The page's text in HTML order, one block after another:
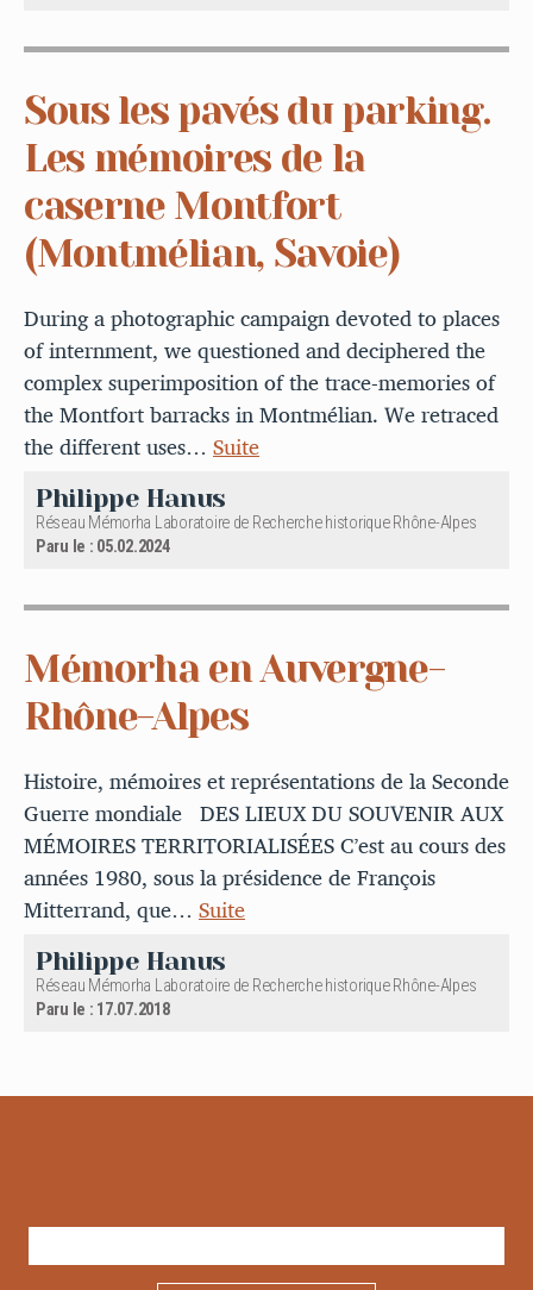
Sous les pavés du parking.
Les mémoires de la
caserne Montfort
(Montmélian, Savoie)
During a photographic campaign devoted to places
of internment, we questioned and deciphered the
complex superimposition of the trace-memories of
the Montfort barracks in Montmélian. We retraced
the different uses… Suite
Philippe Hanus
Réseau Mémorha Laboratoire de Recherche historique Rhône-Alpes
Paru le : 05.02.2024
Mémorha en Auvergne-
Rhône-Alpes
Histoire, mémoires et représentations de la Seconde
Guerre mondiale DES LIEUX DU SOUVENIR AUX
MÉMOIRES TERRITORIALISÉES C’est au cours des
années 1980, sous la présidence de François
Mitterrand, que… Suite
Philippe Hanus
Réseau Mémorha Laboratoire de Recherche historique Rhône-Alpes
Paru le : 17.07.2018